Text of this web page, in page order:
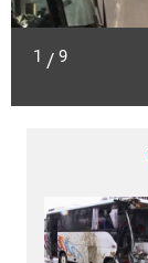
1 / 9